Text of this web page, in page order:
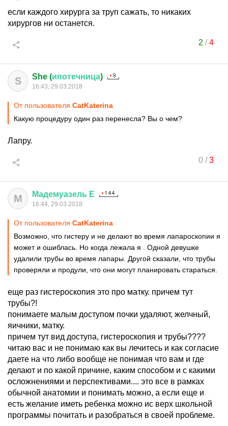
если каждого хирурга за труп сажать, то никаких
хирургов ни останется.
2 /4
S She (ипотечница)
16:43, 29.03.2018
От пользователя CatKaterina
Какую процедуру один раз перенесла? Вы о чем?
Лапру.
0/3
М Мадемуазель Е
16:44, 29.03.2018
От пользователя CatKaterina
Возможно, что гистеру и не делают во время лапароскопии я
может и ошиблась. Но когда лежала я . Одной девушке
удалили трубы во время лапары. Другой сказали, что трубы
проверяли и продули, что они могут планировать стараться.
еще раз гистероскопия это про матку. причем тут
трубы?!
понимаете малым доступом почки удаляют, желчный,
яичники, матку.
причем тут вид доступа, гистероскопия и трубы????
читаю вас и не понимаю как вы лечитесь и как согласие
даете на что либо вообще не понимая что вам и где
делают и по какой причине, каким способом и с какими
осложнениями и перспективами.... это все в рамках
обычной анатомии и понимать можно, а если еще и
есть желание иметь ребенка можно ис верх школьной
программы почитать и разобраться в своей проблеме.